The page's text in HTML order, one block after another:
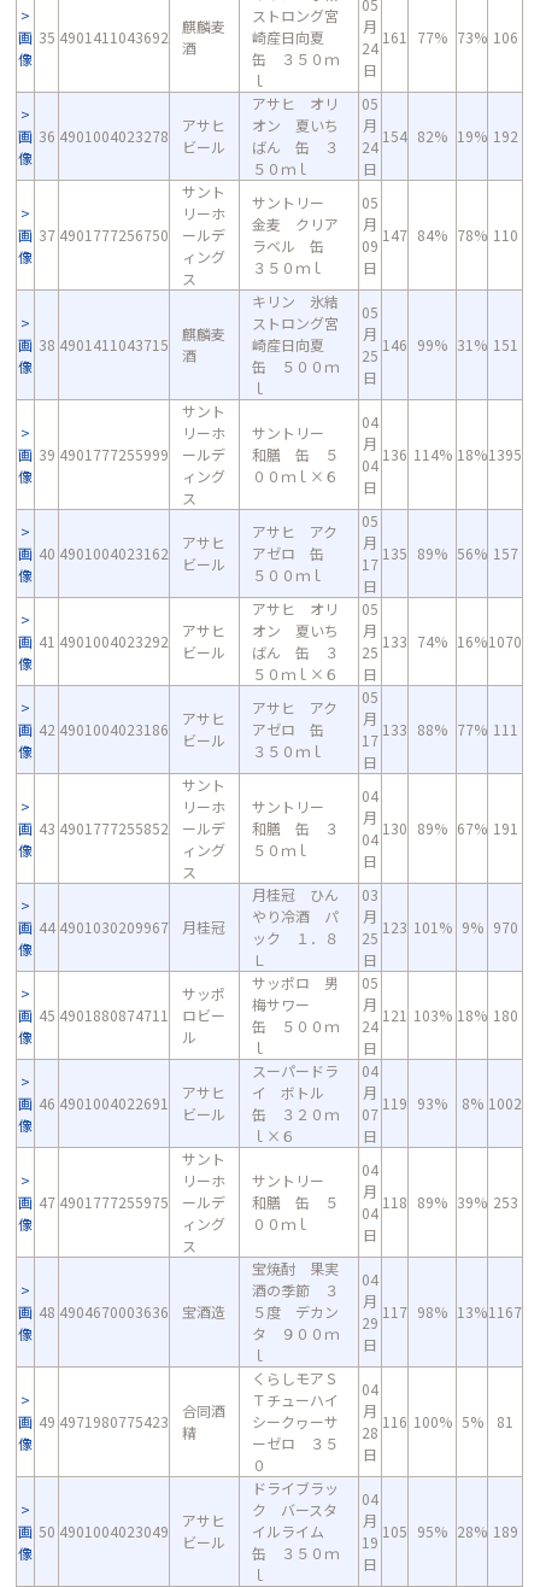
画
像
35 4901411043692
麒麟麦
酒
ストロング宮
崎産日向夏
缶 ３５０ｍ
ｌ
05
月
24
日
161 77% 73% 106
画
像
36 4901004023278
アサヒ
ビール
アサヒ オリ
オン 夏いち
ばん 缶 ３
５０ｍｌ
05
月
24
日
154 82% 19% 192
画
像
37 4901777256750
サント
リーホ
ールデ
ィング
ス
サントリー
金麦 クリア
ラベル 缶
３５０ｍｌ
05
月
09
日
147 84% 78% 110
画
像
38 4901411043715
麒麟麦
酒
キリン 氷結
ストロング宮
崎産日向夏
缶 ５００ｍ
ｌ
05
月
25
日
146 99% 31% 151
画
像
39 4901777255999
サント
リーホ
ールデ
ィング
ス
サントリー
和膳 缶 ５
００ｍｌ×６
04
月
04
日
136 114% 18%1395
画
像
40 4901004023162
アサヒ
ビール
アサヒ アク
アゼロ 缶
５００ｍｌ
05
月
17
日
135 89% 56% 157
画
像
41 4901004023292
アサヒ
ビール
アサヒ オリ
オン 夏いち
ばん 缶 ３
５０ｍｌ×６
05
月
25
日
133 74% 16%1070
画
像
42 4901004023186
アサヒ
ビール
アサヒ アク
アゼロ 缶
３５０ｍｌ
05
月
17
日
133 88% 77% 111
画
像
43 4901777255852
サント
リーホ
ールデ
ィング
ス
サントリー
和膳 缶 ３
５０ｍｌ
04
月
04
日
130 89% 67% 191
画
像
44 4901030209967 月桂冠
月桂冠 ひん
やり冷酒 パ
ック １．８
Ｌ
03
月
25
日
123 101% 9% 970
画
像
45 4901880874711
サッポ
ロビー
ル
サッポロ 男
梅サワー
缶 ５００ｍ
ｌ
05
月
24
日
121 103% 18% 180
画
像
46 4901004022691
アサヒ
ビール
スーパードラ
イ ボトル
缶 ３２０ｍ
ｌ×６
04
月
07
日
119 93% 8% 1002
画
像
47 4901777255975
サント
リーホ
ールデ
ィング
ス
サントリー
和膳 缶 ５
００ｍｌ
04
月
04
日
118 89% 39% 253
画
像
48 4904670003636 宝酒造
宝焼酎 果実
酒の季節 ３
５度 デカン
タ ９００ｍ
ｌ
04
月
29
日
117 98% 13%1167
画
像
49 4971980775423
合同酒
精
くらしモアＳ
Ｔチューハイ
シークヮーサ
ーゼロ ３５
０
04
月
28
日
116 100% 5% 81
画
像
50 4901004023049
アサヒ
ビール
ドライブラッ
ク バースタ
イルライム
缶 ３５０ｍ
ｌ
04
月
19
日
105 95% 28% 189